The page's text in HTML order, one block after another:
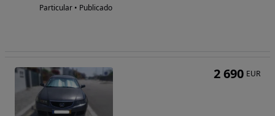
Particular • Publicado
2 690 EUR